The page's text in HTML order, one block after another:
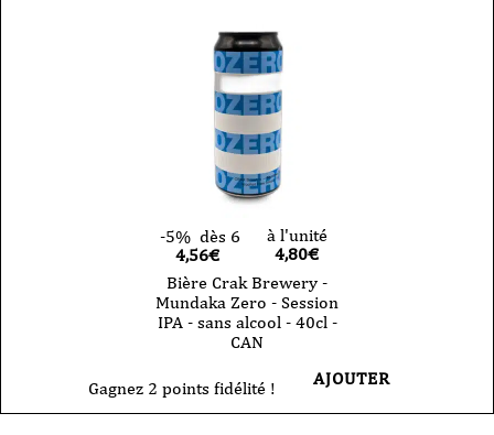
-5% dès 6
4,56€
à l'unité
4,80€
Bière Crak Brewery -
Mundaka Zero - Session
IPA - sans alcool - 40cl -
CAN
Gagnez 2 points fidélité ! AJOUTER